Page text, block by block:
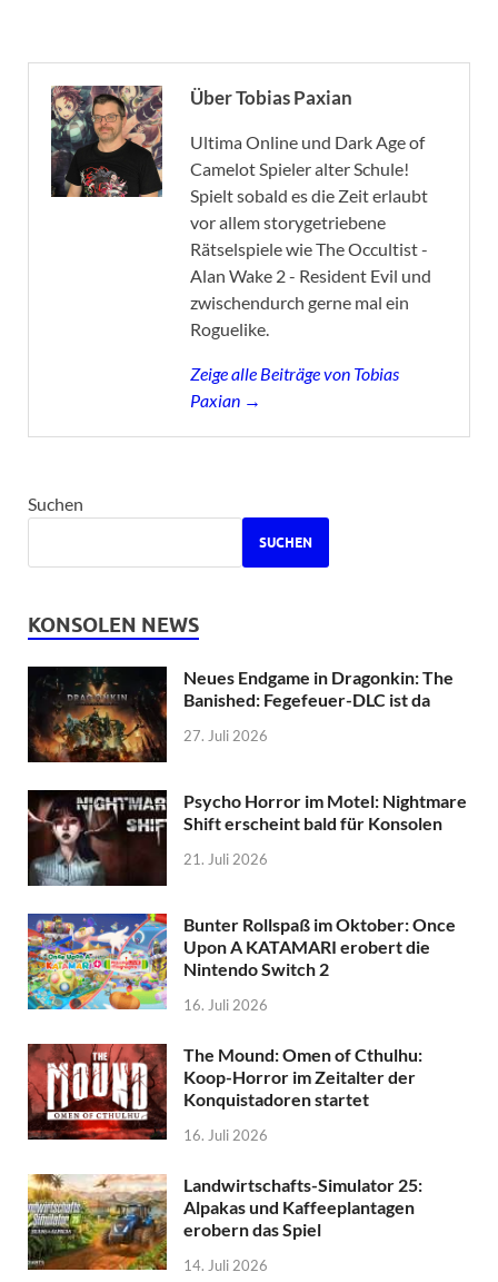
Über Tobias Paxian
Ultima Online und Dark Age of
Camelot Spieler alter Schule!
Spielt sobald es die Zeit erlaubt
vor allem storygetriebene
Rätselspiele wie The Occultist -
Alan Wake 2 - Resident Evil und
zwischendurch gerne mal ein
Roguelike.
Zeige alle Beiträge von Tobias
Paxian →
Suchen
SUCHEN
KONSOLEN NEWS
Neues Endgame in Dragonkin: The
Banished: Fegefeuer-DLC ist da
27. Juli 2026
Psycho Horror im Motel: Nightmare
Shift erscheint bald für Konsolen
21. Juli 2026
Bunter Rollspaß im Oktober: Once
Upon A KATAMARI erobert die
Nintendo Switch 2
16. Juli 2026
The Mound: Omen of Cthulhu:
Koop-Horror im Zeitalter der
Konquistadoren startet
16. Juli 2026
Landwirtschafts-Simulator 25:
Alpakas und Kaffeeplantagen
erobern das Spiel
14. Juli 2026